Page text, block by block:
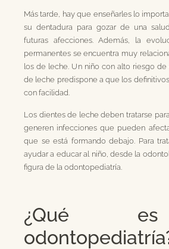
Más tarde, hay que enseñarles lo
su dentadura para gozar de una
futuras afecciones. Además, la
permanentes se encuentra muy
los de leche. Un niño con alto riesgo
de leche predispone a que los
con facilidad.
Los dientes de leche deben tratarse
generen infecciones que pueden
que se está formando debajo. Para
ayudar a educar al niño, desde la
figura de la odontopediatría.
¿Qué